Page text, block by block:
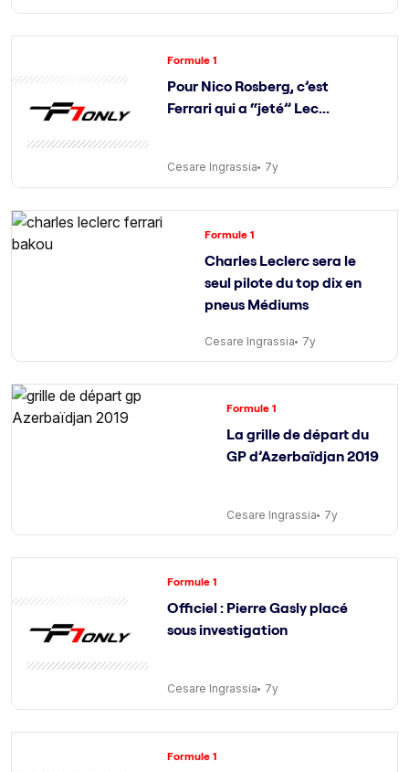
Formule 1
Pour Nico Rosberg, c’est
Ferrari qui a “jeté” Lec...
Cesare Ingrassia 7y
Formule 1
Charles Leclerc sera le
seul pilote du top dix en
pneus Médiums
Cesare Ingrassia 7y
Formule 1
La grille de départ du
GP d’Azerbaïdjan 2019
Cesare Ingrassia 7y
Formule 1
Officiel : Pierre Gasly placé
sous investigation
Cesare Ingrassia 7y
Formule 1